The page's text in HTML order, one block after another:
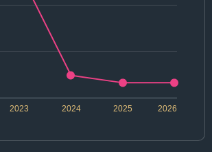
2024 2026
2023 2025